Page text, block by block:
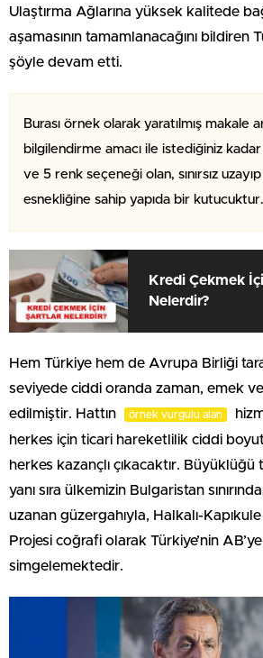
Ulaştırma Ağlarına yüksek kalitede
aşamasının tamamlanacağını bildiren
şöyle devam etti.
Burası örnek olarak yaratılmış makale
bilgilendirme amacı ile istediğiniz
ve 5 renk seçeneği olan, sınırsız
esnekliğine sahip yapıda bir kutucuktur.
Kredi Çekmek
Nelerdir?
Hem Türkiye hem de Avrupa Birliği
seviyede ciddi oranda zaman, emek
edilmiştir. Hattın
örnek vurgulu alan
herkes için ticari hareketlilik ciddi
herkes kazançlı çıkacaktır.
yanı sıra ülkemizin Bulgaristan
uzanan güzergahıyla, Halkalı-
Projesi coğrafi olarak Türkiye’nin
simgelemektedir.